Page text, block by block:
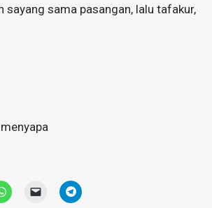
sayang sama pasangan, lalu tafakur,